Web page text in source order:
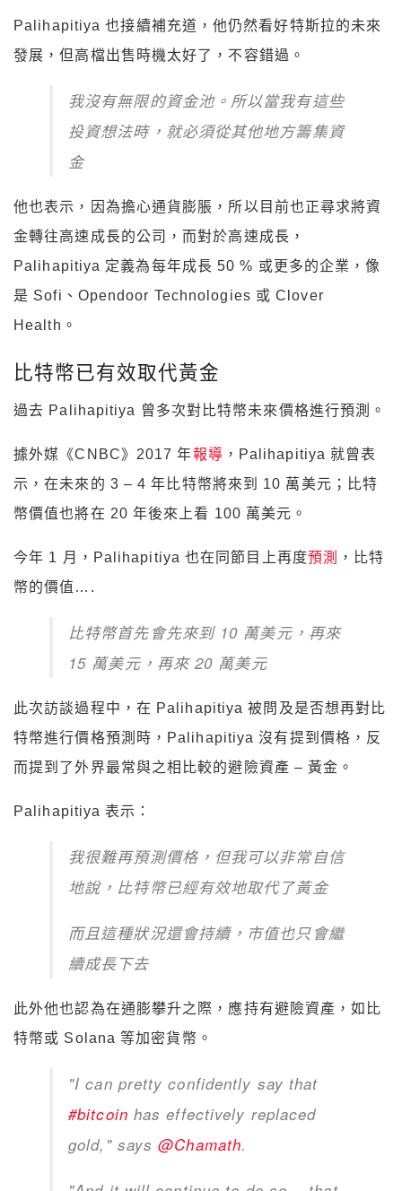
Palihapitiya 也接續補充道，他仍然看好特斯拉的未來
發展，但高檔出售時機太好了，不容錯過。
我沒有無限的資金池。所以當我有這些
投資想法時，就必須從其他地方籌集資
金
他也表示，因為擔心通貨膨脹，所以目前也正尋求將資
金轉往高速成長的公司，而對於高速成長，
Palihapitiya 定義為每年成長 50 % 或更多的企業，像
是 Sofi、Opendoor Technologies 或 Clover
Health。
比特幣已有效取代黃金
過去 Palihapitiya 曾多次對比特幣未來價格進行預測。
據外媒《CNBC》2017 年報導 ， Palihapitiya 就曾表
示，在未來的 3 – 4 年比特幣將來到 10 萬美元；比特
幣價值也將在 20 年後來上看 100 萬美元。
今年 1 月， Palihapitiya 也在同節目上再度預測
，比特
幣的價值….
比特幣首先會先來到 10 萬美元，再來
15 萬美元，再來 20 萬美元
此次訪談過程中，在 Palihapitiya 被問及是否想再對比
特幣進行價格預測時，Palihapitiya 沒有提到價格，反
而提到了外界最常與之相比較的避險資產 – 黃金。
Palihapitiya 表示：
我很難再預測價格，但我可以非常自信
地說，比特幣已經有效地取代了黃金
而且這種狀況還會持續，市值也只會繼
續成長下去
此外他也認為在通膨攀升之際，應持有避險資產，如比
特幣或 Solana 等加密貨幣。
"I can pretty confidently say that
#bitcoin has effectively replaced
gold," says@Chamath.